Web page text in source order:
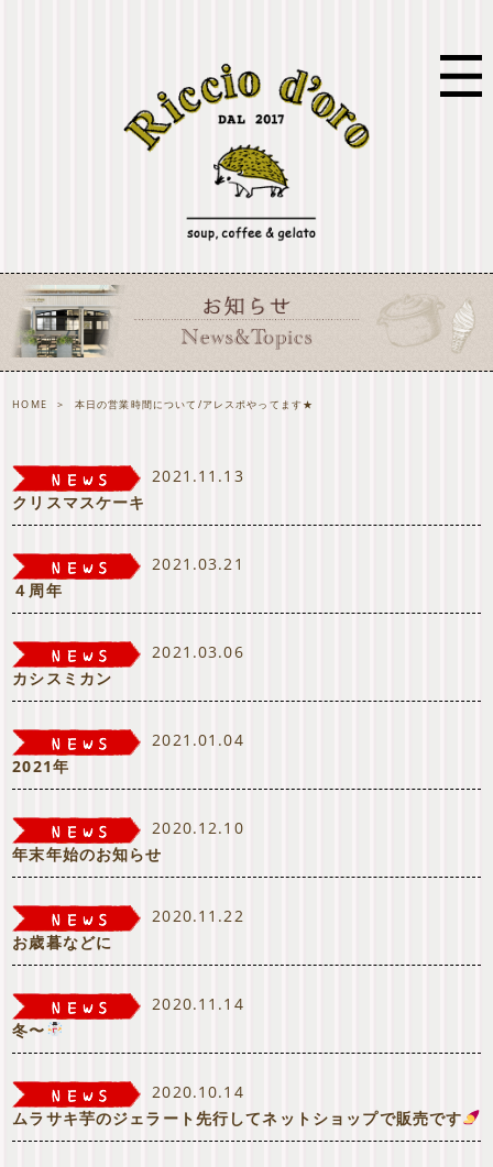
HOME > 本日の営業時間について/アレスポやってます★
2021.11.13
クリスマスケーキ
2021.03.21
４周年
2021.03.06
カシスミカン
2021.01.04
2021年
2020.12.10
年末年始のお知らせ
2020.11.22
お歳暮などに
2020.11.14
冬〜
2020.10.14
ムラサキ芋のジェラート先行してネットショップで販売です